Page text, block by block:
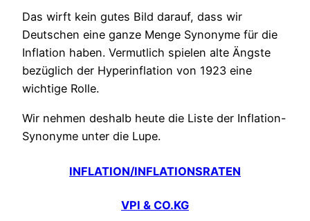
Das wirft kein gutes Bild darauf, dass wir
Deutschen eine ganze Menge Synonyme für die
Inflation haben. Vermutlich spielen alte Ängste
bezüglich der Hyperinflation von 1923 eine
wichtige Rolle.
Wir nehmen deshalb heute die Liste der Inflation-
Synonyme unter die Lupe.
INFLATION/INFLATIONSRATEN
VPI & CO.KG